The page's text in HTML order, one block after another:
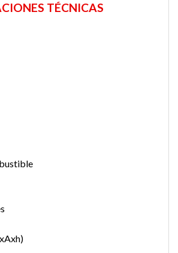
TÉCNICAS